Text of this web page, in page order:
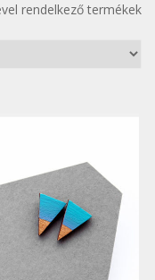
rendelkező termékek